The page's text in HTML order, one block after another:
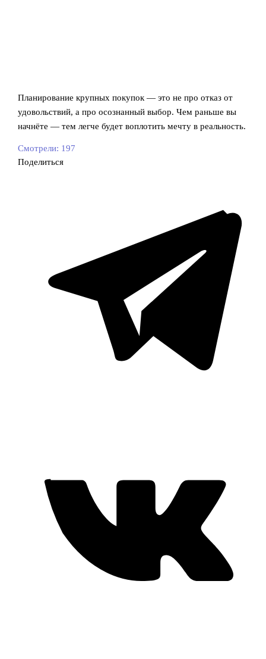
Планирование крупных покупок — это не про отказ от
удовольствий, а про осознанный выбор. Чем раньше вы
начнёте — тем легче будет воплотить мечту в реальность.
Смотрели: 197
Поделиться